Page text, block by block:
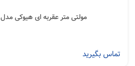
مولتی متر عقربه ای هیوکی مدل HIOKI 3010
تماس بگیرید